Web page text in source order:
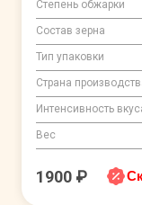
Степень обжарки
Состав зерна
Тип упаковки
Страна
Интенсивность
Вес
1900 ₽